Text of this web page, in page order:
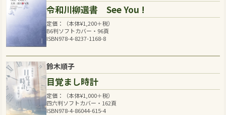
令和川柳選書 See You !
定価：（本体¥1,200＋税）
B6判ソフトカバー・96頁
ISBN978-4-8237-1168-8
鈴木順子
目覚まし時計
定価：（本体¥1,000＋税）
四六判ソフトカバー・162頁
ISBN978-4-86044-615-4